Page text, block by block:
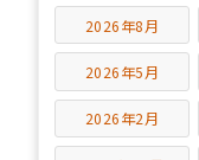
2026年8月
2026年5月
2026年2月